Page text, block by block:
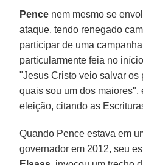
Pence nem mesmo se
ataque, tendo renegado
participar de uma
particularmente feia no
"Jesus Cristo veio salvar os
quais sou um dos maiores",
eleição, citando as
Quando Pence estava em
governador em 2012, seu